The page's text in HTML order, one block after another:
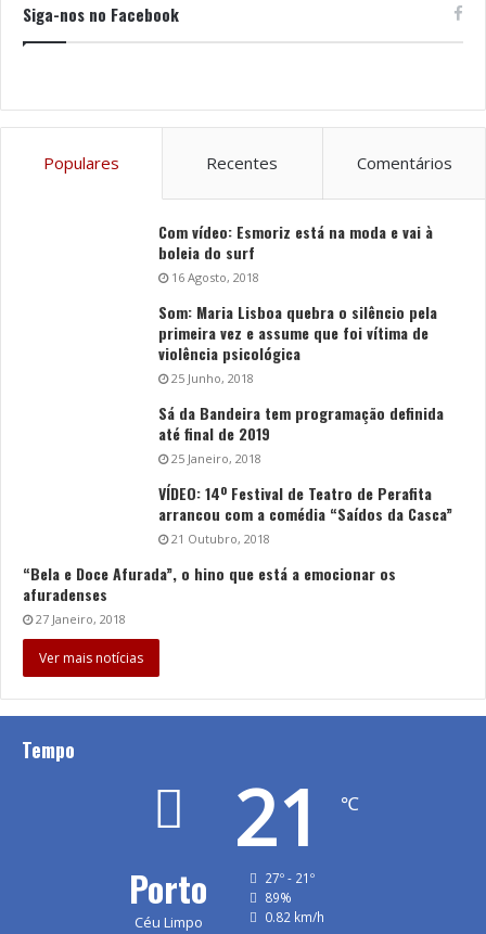
Siga-nos no Facebook
Populares Recentes Comentários
Com vídeo: Esmoriz está na moda e vai à
boleia do surf
16 Agosto, 2018
Som: Maria Lisboa quebra o silêncio pela
primeira vez e assume que foi vítima de
violência psicológica
25 Junho, 2018
Sá da Bandeira tem programação definida
até final de 2019
25 Janeiro, 2018
VÍDEO: 14º Festival de Teatro de Perafita
arrancou com a comédia “Saídos da Casca”
21 Outubro, 2018
“Bela e Doce Afurada”, o hino que está a emocionar os
afuradenses
27 Janeiro, 2018
Ver mais notícias
Tempo
Porto
Céu Limpo
21 ℃
27º - 21º
89%
0.82 km/h